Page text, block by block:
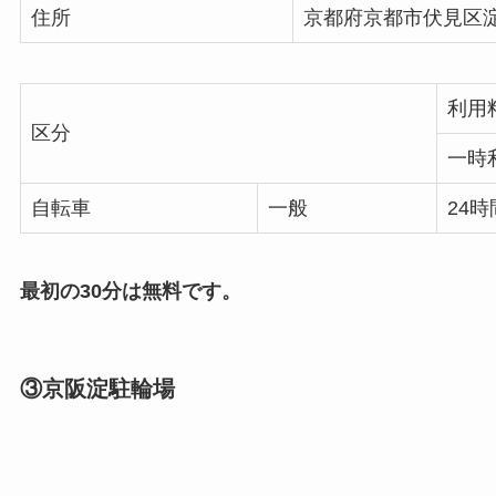
住所 京都府京都市伏見区
区分
利用
一時
自転車 一般 24時
最初の30分は無料です。
③京阪淀駐輪場